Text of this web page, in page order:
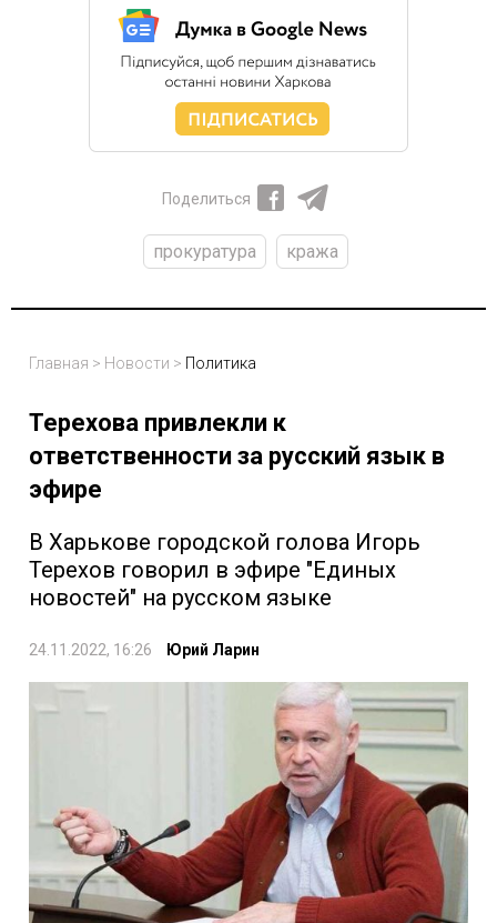
Поделиться
прокуратура кража
Главная > Новости > Политика
Терехова привлекли к
ответственности за русский язык в
эфире
В Харькове городской голова Игорь
Терехов говорил в эфире "Единых
новостей" на русском языке
24.11.2022, 16:26 Юрий Ларин